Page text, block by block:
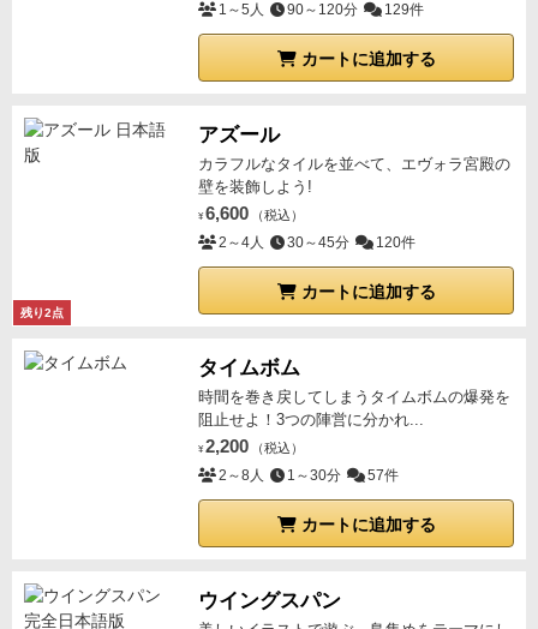
1～5人 90～120分 129件
カートに追加する
残り2点
アズール
カラフルなタイルを並べて、エヴォラ宮殿の
壁を装飾しよう!
¥ 6,600 （税込）
2～4人 30～45分 120件
カートに追加する
タイムボム
時間を巻き戻してしまうタイムボムの爆発を
阻止せよ！3つの陣営に分かれ...
¥ 2,200 （税込）
2～8人 1～30分 57件
カートに追加する
ウイングスパン